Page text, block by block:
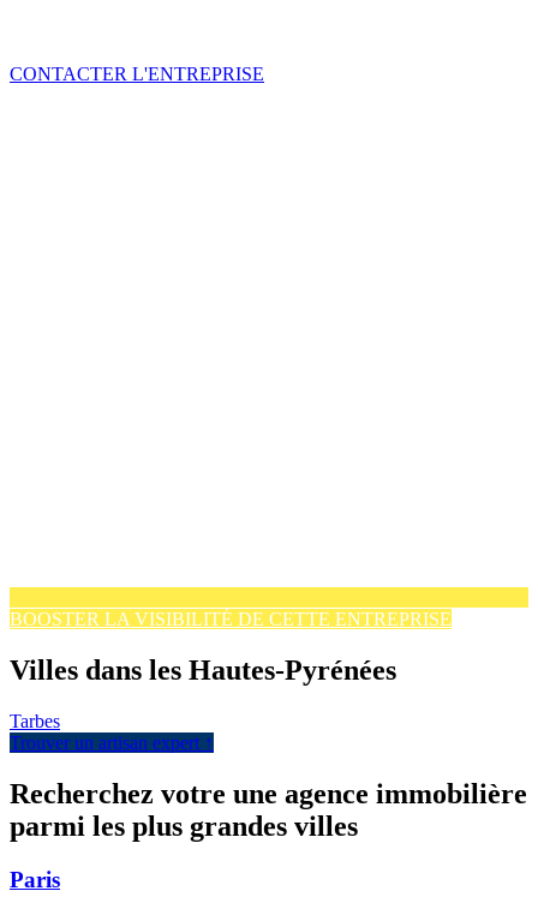
CONTACTER L'ENTREPRISE
BOOSTER LA VISIBILITÉ DE CETTE ENTREPRISE
Villes dans les Hautes-Pyrénées
Tarbes
Trouver un artisan expert ↑
Recherchez votre une agence immobilière
parmi les plus grandes villes
Paris